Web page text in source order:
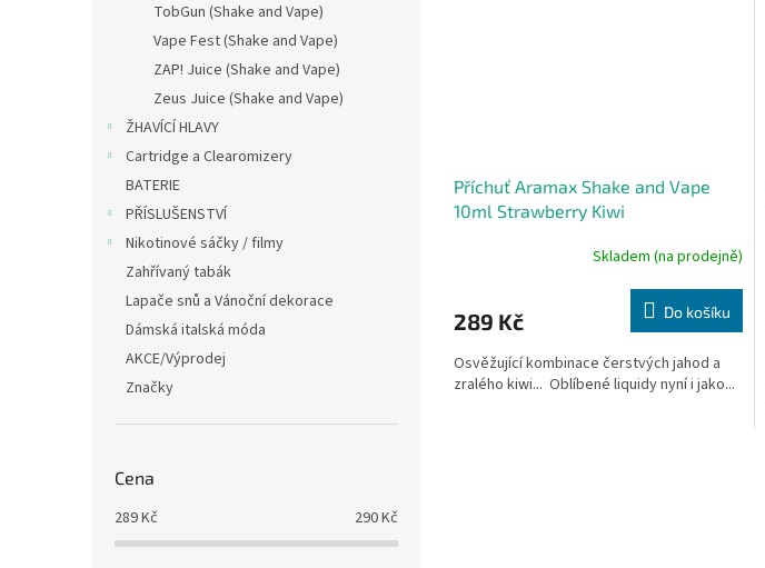
TobGun (Shake and Vape)
Vape Fest (Shake and Vape)
ZAP! Juice (Shake and Vape)
Zeus Juice (Shake and Vape)
ŽHAVÍCÍ HLAVY
Cartridge a Clearomizery
BATERIE
PŘÍSLUŠENSTVÍ
Nikotinové sáčky / filmy
Zahřívaný tabák
Lapače snů a Vánoční dekorace
Dámská italská móda
AKCE/Výprodej
Značky
Cena
289Kč 290Kč
Příchuť Aramax Shake and Vape
10ml Strawberry Kiwi
je
z
5
Skladem (na prodejně)
289 Kč Do košíku
Osvěžující kombinace čerstvých jahod a
zralého kiwi... Oblíbené liquidy nyní i jako...